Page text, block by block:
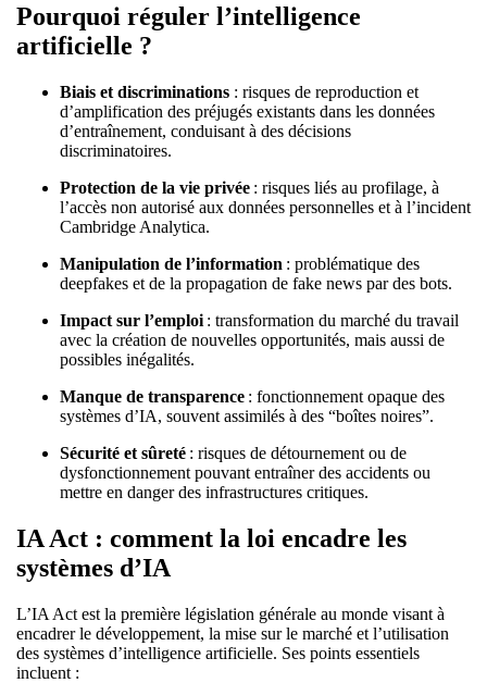
Pourquoi réguler l’intelligence
artificielle ?
Biais et discriminations : risques de reproduction et
d’amplification des préjugés existants dans les données
d’entraînement, conduisant à des décisions
discriminatoires.
Protection de la vie privée : risques liés au profilage, à
l’accès non autorisé aux données personnelles et à l’incident
Cambridge Analytica.
Manipulation de l’information : problématique des
deepfakes et de la propagation de fake news par des bots.
Impact sur l’emploi : transformation du marché du travail
avec la création de nouvelles opportunités, mais aussi de
possibles inégalités.
Manque de transparence : fonctionnement opaque des
systèmes d’IA, souvent assimilés à des “boîtes noires”.
Sécurité et sûreté : risques de détournement ou de
dysfonctionnement pouvant entraîner des accidents ou
mettre en danger des infrastructures critiques.
IA Act : comment la loi encadre les
systèmes d’IA
L’IA Act est la première législation générale au monde visant à
encadrer le développement, la mise sur le marché et l’utilisation
des systèmes d’intelligence artificielle. Ses points essentiels
incluent :